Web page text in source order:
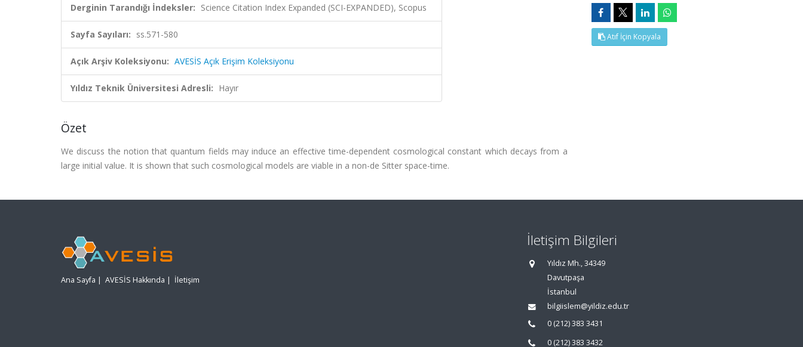
Derginin Tarandığı İndeksler: Science Citation Index Expanded (SCI-EXPANDED), Scopus
Sayfa Sayıları: ss.571-580
Açık Arşiv Koleksiyonu: AVESİS Açık Erişim Koleksiyonu
Yıldız Teknik Üniversitesi Adresli: Hayır
Özet
We discuss the notion that quantum fields may induce an effective time-dependent cosmological constant which decays from a
large initial value. It is shown that such cosmological models are viable in a non-de Sitter space-time.
Atıf İçin Kopyala
Ana Sayfa | AVESİS Hakkında | İletişim
İletişim Bilgileri
Yıldız Mh., 34349
Davutpaşa
İstanbul
bilgiislem@yildiz.edu.tr
0 (212) 383 3431
0 (212) 383 3432